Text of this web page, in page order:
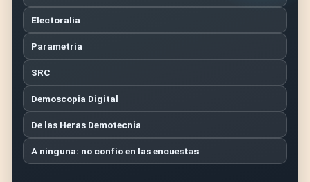
Electoralia
Parametría
SRC
Demoscopia Digital
De las Heras Demotecnia
A ninguna: no confío en las encuestas